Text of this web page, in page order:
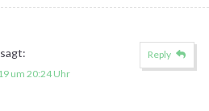
sagt:
um 20:24 Uhr
Reply